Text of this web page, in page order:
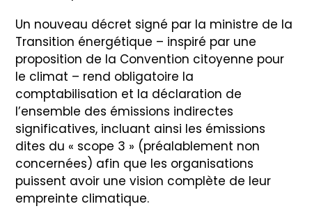
Un nouveau décret signé par la ministre de la
Transition énergétique – inspiré par une
proposition de la Convention citoyenne pour
le climat – rend obligatoire la
comptabilisation et la déclaration de
l’ensemble des émissions indirectes
significatives, incluant ainsi les émissions
dites du « scope 3 » (préalablement non
concernées) afin que les organisations
puissent avoir une vision complète de leur
empreinte climatique.